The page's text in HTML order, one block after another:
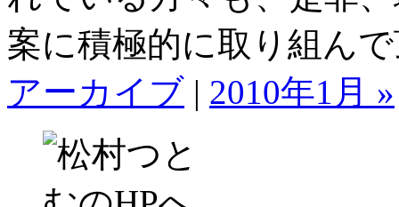
案に積極的に取り組ん
アーカイブ | 2010年1月 »